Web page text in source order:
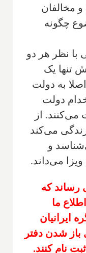
مخالفان
چگونه
با نظر هر دو
تنها یک
به دولت
دولت
می‌کنند. از
می‌کند
و
می‌داند.
رساند که
ما
ایرانیان
باز شدن دفتر
نام کنند.